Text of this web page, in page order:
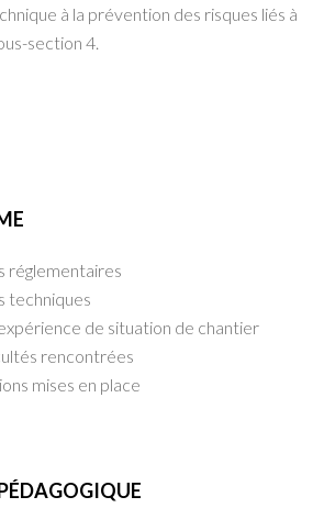
à la prévention des risques liés à
section 4.
réglementaires
techniques
de situation de chantier
rencontrées
mises en place